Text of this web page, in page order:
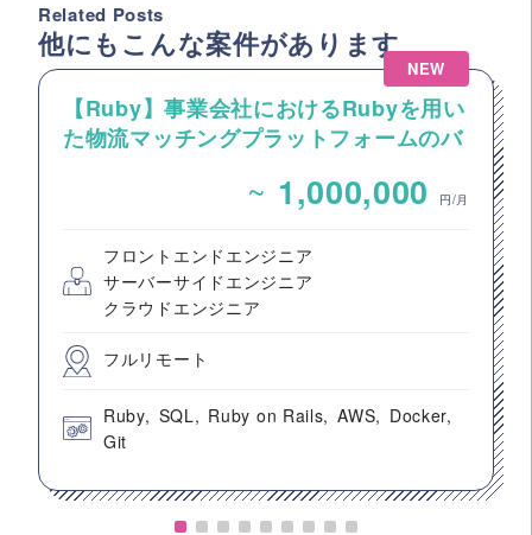
Related Posts
他にもこんな案件があります
NEW
【Ruby】事業会社におけるRubyを用い
た物流マッチングプラットフォームのバ
~ 1,000,000 円/月
フロントエンドエンジニア
サーバーサイドエンジニア
クラウドエンジニア
フルリモート
Ruby SQL Ruby on Rails AWS
Docker
Git